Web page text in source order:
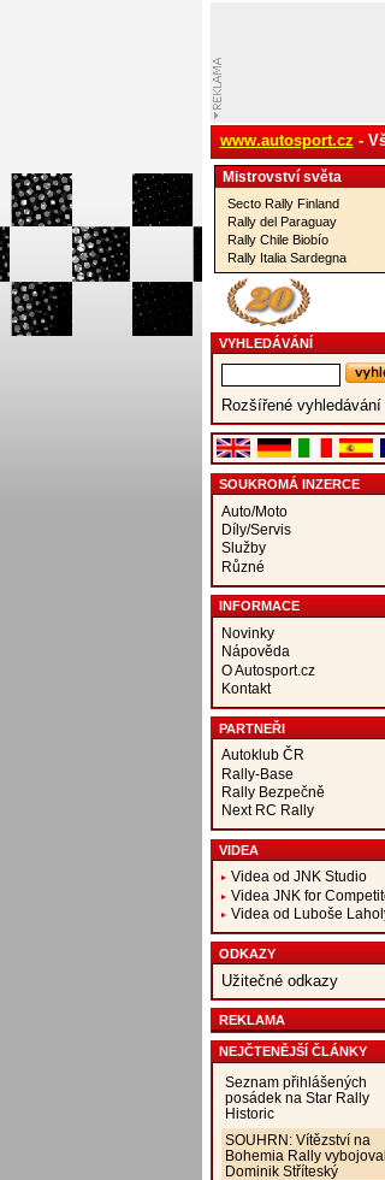
www.autosport.cz -
Mistrovství­ světa
Secto Rally Finland
Rally del Paraguay
Rally Chile Biobío
Rally Italia Sardegna
VYHLEDÁVÁNÍ
Rozšířené vyhledávání
SOUKROMÁ INZERCE
Auto/Moto
Díly/Servis
Služby
Různé
INFORMACE
Novinky
Nápověda
O Autosport.cz
Kontakt
PARTNEŘI
Autoklub ČR
Rally-Base
Rally Bezpečně
Next RC Rally
VIDEA
Videa od JNK Studio
Videa JNK for
Videa od Luboše
ODKAZY
Užitečné odkazy
REKLAMA
NEJČTENĚJŠÍ ČLÁNKY
Seznam přihlášených
posádek na Star Rally
Historic
SOUHRN: Vítězství na
Bohemia Rally vybojoval
Dominik Stříteský